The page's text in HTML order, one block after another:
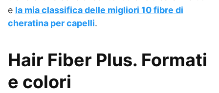
e la mia classifica delle migliori 10 fibre di
cheratina per capelli.
Hair Fiber Plus. Formati
e colori